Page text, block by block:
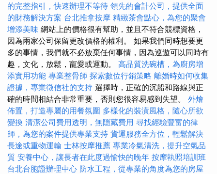
的完整指引，快速辦理不等待 領先的會計公司，提供全面
的財務解決方案 台北推拿按摩 精緻茶會點心，為您的聚會
增添美味 網站上的價格很有幫助，並且不符合競標資格，
因為兩家公司保留更改價格的權利。 如果我們同時想要更
多的事情，我們就不必放棄任何事情，因為巡遊可以同時有
趣，文化，放鬆，寵愛或運動。 高品質洗碗槽，為廚房增
添實用功能 專業整骨師 探索數位行銷策略 離婚時如何收集
證據，專業徵信社的支持 選擇時，正確的沉船和路線與正
確的時間相結合非常重要，否則您很容易感到失望。 外燴
佈置，打造專屬的用餐氛圍 多樣化的裝潢風格，隨心所欲
變換 清潔公司費用透明，無隱藏費用 尋找經驗豐富的律
師，為您的案件提供專業支持 貨運服務全方位，輕鬆解決
長途或重物運輸 士林按摩推薦 專業冷氣清洗，提升空氣品
質 安養中心，讓長者在此度過愉快的晚年 按摩執照培訓班
台北台胞證辦理中心 防水工程，從專業的角度為您的房屋